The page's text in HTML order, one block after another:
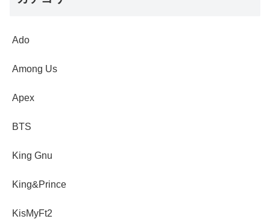
Ado
Among Us
Apex
BTS
King Gnu
King&Prince
KisMyFt2